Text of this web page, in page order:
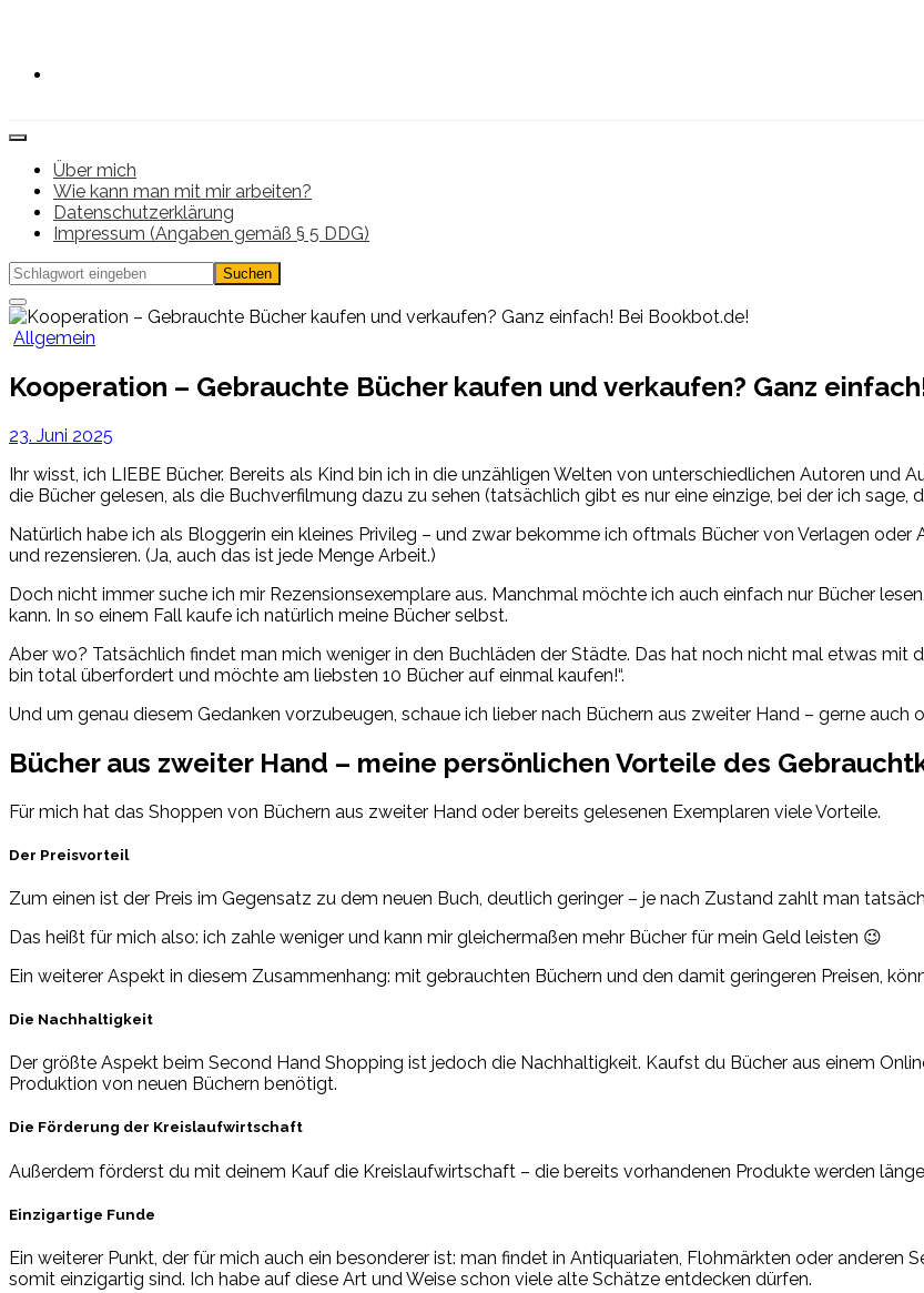
Über mich
Wie kann man mit mir arbeiten?
Datenschutz­erklärung
Impressum (Angaben gemäß § 5 DDG)
Allgemein
Kooperation – Gebrauchte Bücher kaufen und verkaufen? Ganz
23. Juni 2025
Ihr wisst, ich LIEBE Bücher. Bereits als Kind bin ich in die unzähligen Welten von unterschiedlichen Autoren und
die Bücher gelesen, als die Buchverfilmung dazu zu sehen (tatsächlich gibt es nur eine einzige, bei der ich sage,
Natürlich habe ich als Bloggerin ein kleines Privileg – und zwar bekomme ich oftmals Bücher von Verlagen
und rezensieren. (Ja, auch das ist jede Menge Arbeit.)
Doch nicht immer suche ich mir Rezensionsexemplare aus. Manchmal möchte ich auch einfach nur Bücher
kann. In so einem Fall kaufe ich natürlich meine Bücher selbst.
Aber wo? Tatsächlich findet man mich weniger in den Buchläden der Städte. Das hat noch nicht mal etwas mit
bin total überfordert und möchte am liebsten 10 Bücher auf einmal kaufen!“.
Und um genau diesem Gedanken vorzubeugen, schaue ich lieber nach Büchern aus zweiter Hand – gerne auch
Bücher aus zweiter Hand – meine persönlichen Vorteile des
Für mich hat das Shoppen von Büchern aus zweiter Hand oder bereits gelesenen Exemplaren viele Vorteile.
Der Preisvorteil
Zum einen ist der Preis im Gegensatz zu dem neuen Buch, deutlich geringer – je nach Zustand zahlt man
Das heißt für mich also: ich zahle weniger und kann mir gleichermaßen mehr Bücher für mein Geld leisten 😉
Ein weiterer Aspekt in diesem Zusammenhang: mit gebrauchten Büchern und den damit geringeren Preisen,
Die Nachhaltigkeit
Der größte Aspekt beim Second Hand Shopping ist jedoch die Nachhaltigkeit. Kaufst du Bücher aus einem
Produktion von neuen Büchern benötigt.
Die Förderung der Kreislaufwirtschaft
Außerdem förderst du mit deinem Kauf die Kreislaufwirtschaft – die bereits vorhandenen Produkte werden
Einzigartige Funde
Ein weiterer Punkt, der für mich auch ein besonderer ist: man findet in Antiquariaten, Flohmärkten oder anderen
somit einzigartig sind. Ich habe auf diese Art und Weise schon viele alte Schätze entdecken dürfen.